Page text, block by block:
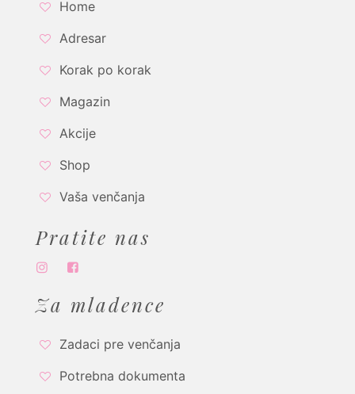
Home
Adresar
Korak po korak
Magazin
Akcije
Shop
Vaša venčanja
Pratite nas
Za mladence
Zadaci pre venčanja
Potrebna dokumenta